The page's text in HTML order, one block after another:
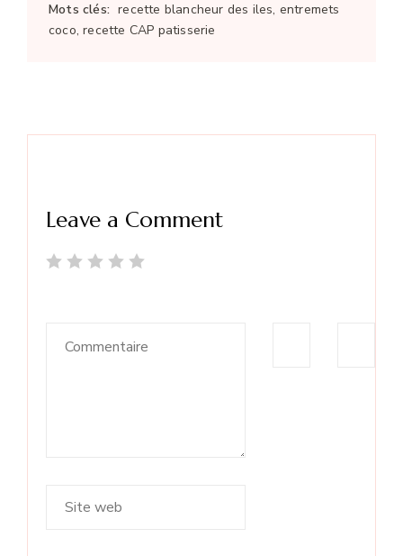
Mots clés: recette blancheur des iles, entremets
coco, recette CAP patisserie
Leave a Comment